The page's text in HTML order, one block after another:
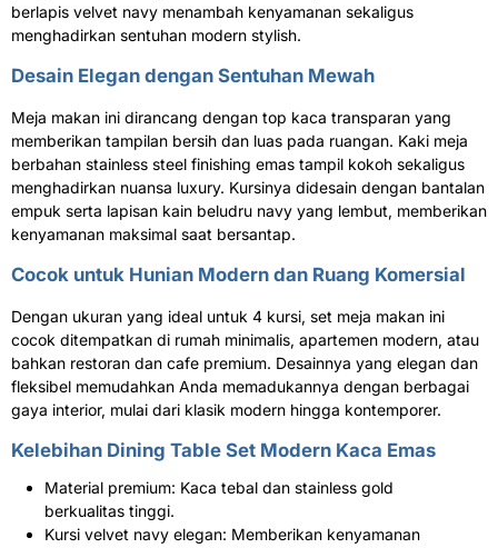
berlapis velvet navy menambah kenyamanan sekaligus
menghadirkan sentuhan modern stylish.
Desain Elegan dengan Sentuhan Mewah
Meja makan ini dirancang dengan top kaca transparan yang
memberikan tampilan bersih dan luas pada ruangan. Kaki meja
berbahan stainless steel finishing emas tampil kokoh sekaligus
menghadirkan nuansa luxury. Kursinya didesain dengan bantalan
empuk serta lapisan kain beludru navy yang lembut, memberikan
kenyamanan maksimal saat bersantap.
Cocok untuk Hunian Modern dan Ruang Komersial
Dengan ukuran yang ideal untuk 4 kursi, set meja makan ini
cocok ditempatkan di rumah minimalis, apartemen modern, atau
bahkan restoran dan cafe premium. Desainnya yang elegan dan
fleksibel memudahkan Anda memadukannya dengan berbagai
gaya interior, mulai dari klasik modern hingga kontemporer.
Kelebihan Dining Table Set Modern Kaca Emas
Material premium: Kaca tebal dan stainless gold
berkualitas tinggi.
Kursi velvet navy elegan: Memberikan kenyamanan